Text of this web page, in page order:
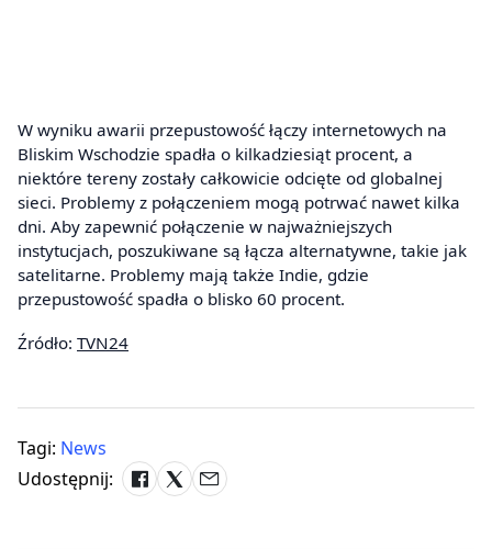
W wyniku awarii przepustowość łączy internetowych na
Bliskim Wschodzie spadła o kilkadziesiąt procent, a
niektóre tereny zostały całkowicie odcięte od globalnej
sieci. Problemy z połączeniem mogą potrwać nawet kilka
dni. Aby zapewnić połączenie w najważniejszych
instytucjach, poszukiwane są łącza alternatywne, takie jak
satelitarne. Problemy mają także Indie, gdzie
przepustowość spadła o blisko 60 procent.
Źródło: TVN24
Tagi: News
Udostępnij: